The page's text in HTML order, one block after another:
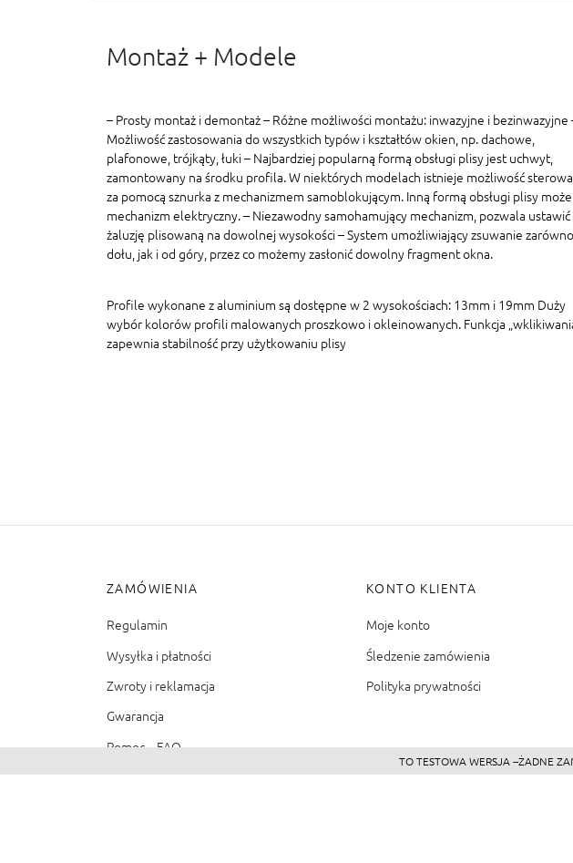
Montaż + Modele
– Prosty montaż i demontaż – Różne możliwości montażu: inwazyjne i bezinwazyjne
Możliwość zastosowania do wszystkich typów i kształtów okien, np. dachowe,
plafonowe, trójkąty, łuki – Najbardziej popularną formą obsługi plisy jest uchwyt,
zamontowany na środku profila. W niektórych modelach istnieje możliwość
za pomocą sznurka z mechanizmem samoblokującym. Inną formą obsługi plisy
mechanizm elektryczny. – Niezawodny samohamujący mechanizm, pozwala ustawić
żaluzję plisowaną na dowolnej wysokości – System umożliwiający zsuwanie
dołu, jak i od góry, przez co możemy zasłonić dowolny fragment okna.
Profile wykonane z aluminium są dostępne w 2 wysokościach: 13mm i 19mm Duży
wybór kolorów profili malowanych proszkowo i okleinowanych. Funkcja
zapewnia stabilność przy użytkowaniu plisy
ZAMÓWIENIA
Regulamin
Wysyłka i płatności
Zwroty i reklamacja
Gwarancja
Pomoc – FAQ
KONTO KLIENTA
Moje konto
Śledzenie zamówienia
Polityka prywatności
TO TESTOWA WERSJA --ŻADNE